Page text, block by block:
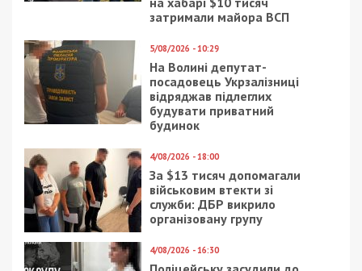
Читайте також
Предыдущая статья:
В Днепре откроют центр для жертв
домашнего насилия
Следующая статья:
Полиция хочет увеличить штрафы за
превышение скорости